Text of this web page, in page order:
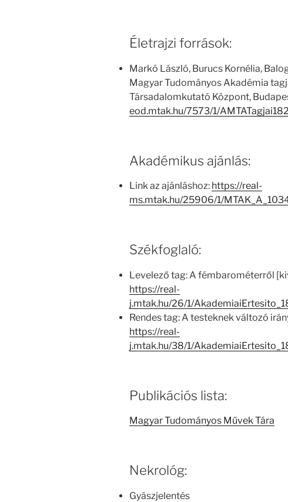
Életrajzi források:
Markó László, Burucs Kornélia,
Magyar Tudományos Akadémia
Társadalomkutató Központ,
eod.mtak.hu/7573/1/
Akadémikus ajánlás:
Link az ajánláshoz: https://real-
ms.mtak.hu/25906/1/
Székfoglaló:
Levelező tag: A fémbarométerről
https://real-
j.mtak.hu/26/1/
Rendes tag: A testeknek változó
https://real-
j.mtak.hu/38/1/
Publikációs lista:
Magyar Tudományos Művek Tára
Nekrológ:
Gyászjelentés